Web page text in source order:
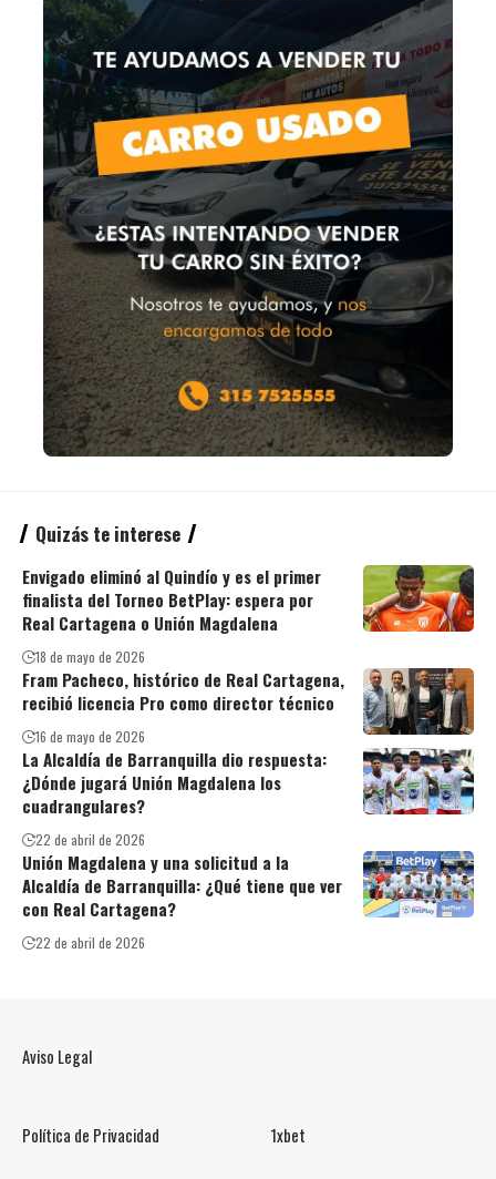
Quizás te interese
Envigado eliminó al Quindío y es el primer
finalista del Torneo BetPlay: espera por
Real Cartagena o Unión Magdalena
18 de mayo de 2026
Fram Pacheco, histórico de Real Cartagena,
recibió licencia Pro como director técnico
16 de mayo de 2026
La Alcaldía de Barranquilla dio respuesta:
¿Dónde jugará Unión Magdalena los
cuadrangulares?
22 de abril de 2026
Unión Magdalena y una solicitud a la
Alcaldía de Barranquilla: ¿Qué tiene que ver
con Real Cartagena?
22 de abril de 2026
Aviso Legal
Política de Privacidad 1xbet